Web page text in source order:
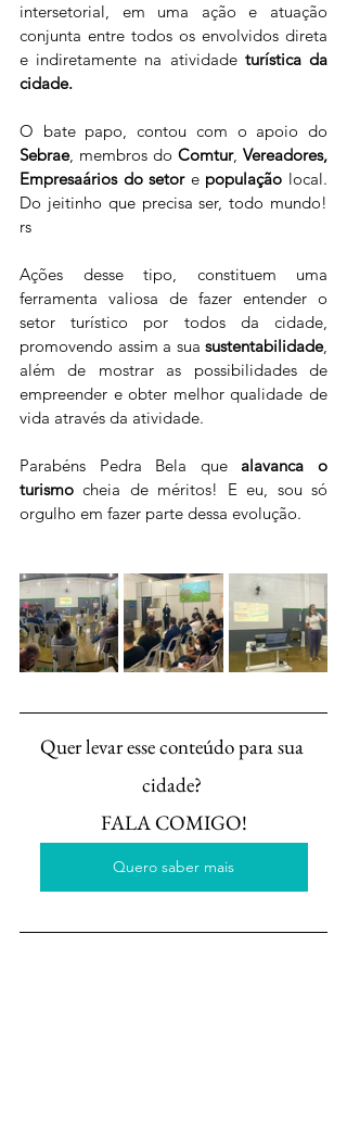
intersetorial, em uma ação e atuação
conjunta entre todos os envolvidos direta
e indiretamente na atividade turística da
cidade.
Sebrae, membros do Comtur, Vereadores,
Empresaários do setor e população local.
Do jeitinho que precisa ser, todo mundo!
rs
Ações desse tipo, constituem uma
ferramenta valiosa de fazer entender o
setor turístico por todos da cidade,
promovendo assim a sua sustentabilidade,
além de mostrar as possibilidades de
empreender e obter melhor qualidade de
vida através da atividade.
Parabéns Pedra Bela que alavanca o
turismo cheia de méritos! E eu, sou só
orgulho em fazer parte dessa evolução.
Quer levar esse conteúdo para sua
cidade?
FALA COMIGO!
Quero saber mais